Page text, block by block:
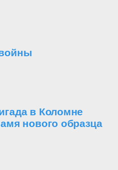
в Коломне
нового образца